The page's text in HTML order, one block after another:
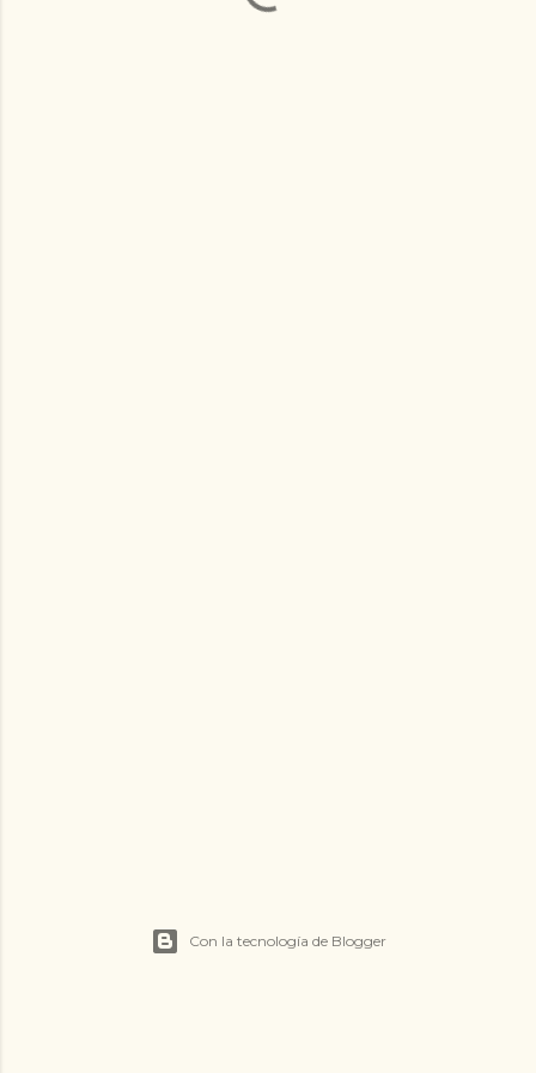
Con la tecnología de Blogger